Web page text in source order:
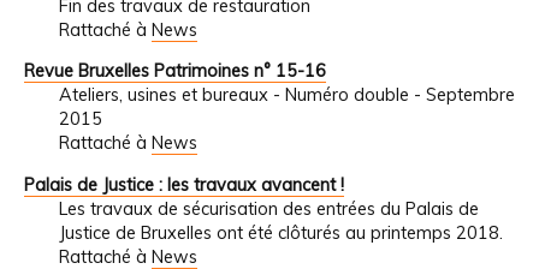
Fin des travaux de restauration
Rattaché à News
Revue Bruxelles Patrimoines n° 15-16
Ateliers, usines et bureaux - Numéro double - Septembre
2015
Rattaché à News
Palais de Justice : les travaux avancent !
Les travaux de sécurisation des entrées du Palais de
Justice de Bruxelles ont été clôturés au printemps 2018.
Rattaché à News